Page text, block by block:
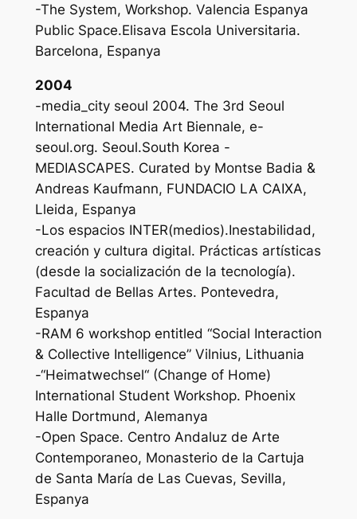
-The System, Workshop. Valencia Espanya
Public Space.Elisava Escola Universitaria.
Barcelona, Espanya
2004
-media_city seoul 2004. The 3rd Seoul
International Media Art Biennale, e-
seoul.org. Seoul.South Korea -
MEDIASCAPES. Curated by Montse Badia &
Andreas Kaufmann, FUNDACIO LA CAIXA,
Lleida, Espanya
-Los espacios INTER(medios).Inestabilidad,
creación y cultura digital. Prácticas artísticas
(desde la socialización de la tecnología).
Facultad de Bellas Artes. Pontevedra,
Espanya
-RAM 6 workshop entitled “Social Interaction
& Collective Intelligence” Vilnius, Lithuania
-“Heimatwechsel“ (Change of Home)
International Student Workshop. Phoenix
Halle Dortmund, Alemanya
-Open Space. Centro Andaluz de Arte
Contemporaneo, Monasterio de la Cartuja
de Santa María de Las Cuevas, Sevilla,
Espanya